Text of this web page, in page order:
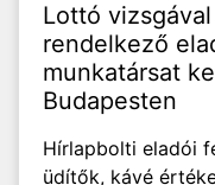
Lottó vizsgával
rendelkező
munkatársat
Budapesten
Hírlapbolti eladói
üdítők, kávé